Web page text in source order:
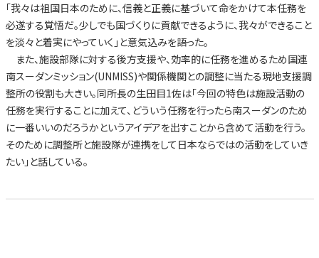
「我々は祖国日本のために、信義と正義に基づいて命をかけて本任務を
必遂する覚悟だ。少しでも国づくりに貢献できるように、我々ができること
を淡々と着実にやっていく」と意気込みを語った。
また、施設部隊に対する後方支援や、効率的に任務を進めるため国連
南スーダンミッション(UNMISS)や関係機関との調整に当たる現地支援調
整所の役割も大きい。同所長の生田目1佐は「今回の特色は施設活動の
任務を実行することに加えて、どういう任務を行ったら南スーダンのため
に一番いいのだろうかというアイデアを出すことから含めて活動を行う。
そのために調整所と施設隊が連携をして日本ならではの活動をしていき
たい」と話している。